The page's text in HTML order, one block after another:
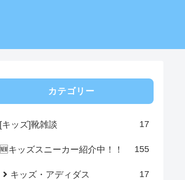
カテゴリー
[キッズ]靴雑談 17
🆕キッズスニーカー紹介中！！ 155
キッズ・アディダス 17